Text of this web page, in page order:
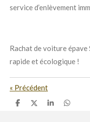
service d’enlèvement
Rachat de voiture
rapide et écologique !
« Précédent
P
P
P
P